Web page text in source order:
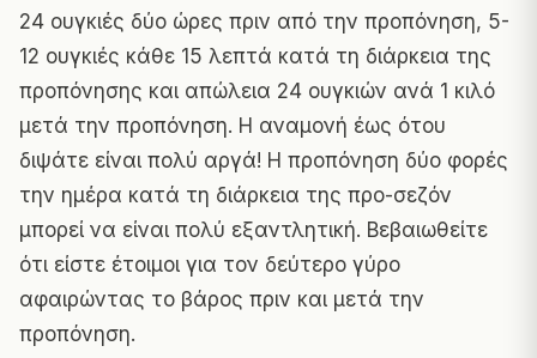
24 ουγκιές δύο ώρες πριν από την προπόνηση, 5-
12 ουγκιές κάθε 15 λεπτά κατά τη διάρκεια της
προπόνησης και απώλεια 24 ουγκιών ανά 1 κιλό
μετά την προπόνηση. Η αναμονή έως ότου
διψάτε είναι πολύ αργά! Η προπόνηση δύο φορές
την ημέρα κατά τη διάρκεια της προ-σεζόν
μπορεί να είναι πολύ εξαντλητική. Βεβαιωθείτε
ότι είστε έτοιμοι για τον δεύτερο γύρο
αφαιρώντας το βάρος πριν και μετά την
προπόνηση.